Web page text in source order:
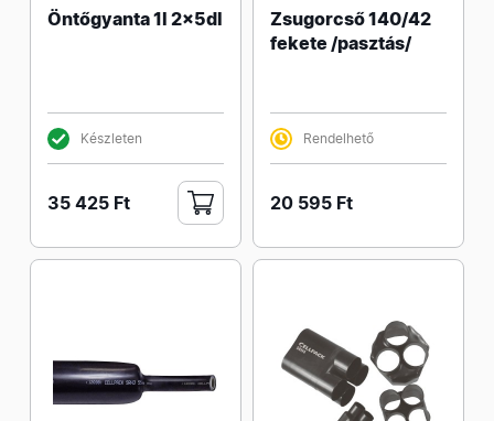
Öntőgyanta 1l 2x5dl
Készleten
35 425 Ft
Zsugorcső 140/42
fekete /pasztás/
Rendelhető
20 595 Ft